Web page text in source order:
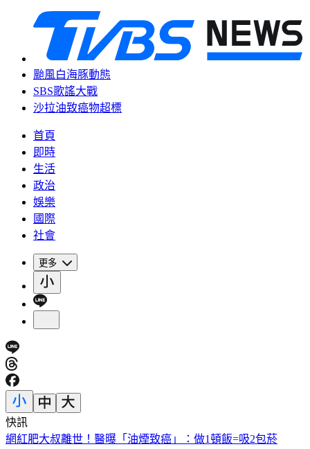
颱風白海豚動態
SBS歌謠大戰
沙拉油致癌物超標
首頁
即時
生活
政治
娛樂
國際
社會
更多
快訊
拜票突遭恐怖攻擊！台中里長被潑糞叫囂 請託不成竟酒後